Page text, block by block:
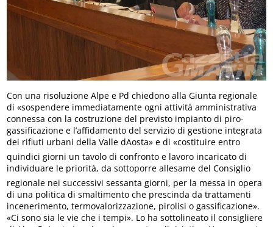
Con una risoluzione Alpe e Pd chiedono alla Giunta regionale
di «sospendere immediatamente ogni attività amministrativa
connessa con la costruzione del previsto impianto di piro-
gassificazione e l’affidamento del servizio di gestione integrata
dei rifiuti urbani della Valle dAosta» e di «costituire entro
quindici giorni un tavolo di confronto e lavoro incaricato di
individuare le priorità, da sottoporre allesame del Consiglio
regionale nei successivi sessanta giorni, per la messa in opera
di una politica di smaltimento che prescinda da trattamenti
incenerimento, termovalorizzazione, pirolisi o gassificazione».
«Ci sono sia le vie che i tempi». Lo ha sottolineato il consigliere